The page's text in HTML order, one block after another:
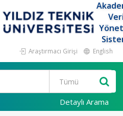
Araştırmacı Girişi English
Detaylı Arama